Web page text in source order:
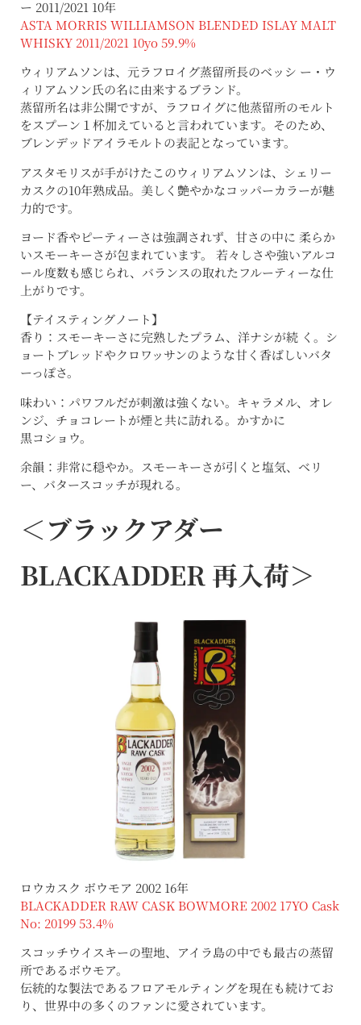
ー 2011/2021 10年
ASTA MORRIS WILLIAMSON BLENDED ISLAY MALT
WHISKY 2011/2021 10yo 59.9%
ウィリアムソンは、元ラフロイグ蒸留所長のベッシ ー・ウ
ィリアムソン氏の名に由来するブランド。
蒸留所名は非公開ですが、ラフロイグに他蒸留所のモルト
をスプーン１杯加えていると言われています。そのため、
ブレンデッドアイラモルトの表記となっています。
アスタモリスが手がけたこのウィリアムソンは、シェリー
カスクの10年熟成品。美しく艶やかなコッパーカラーが魅
力的です。
ヨード香やピーティーさは強調されず、甘さの中に 柔らか
いスモーキーさが包まれています。 若々しさや強いアルコ
ール度数も感じられ、バランスの取れたフルーティーな仕
上がりです。
【テイスティングノート】
香り：スモーキーさに完熟したプラム、洋ナシが続 く。シ
ョートブレッドやクロワッサンのような甘く香ばしいバタ
ーっぽさ。
味わい：パワフルだが刺激は強くない。キャラメル、オレ
ンジ、チョコレートが煙と共に訪れる。かすかに
黒コショウ。
余韻：非常に穏やか。スモーキーさが引くと塩気、ベリ
ー、バタースコッチが現れる。
＜ブラックアダー
BLACKADDER 再入荷＞
ロウカスク ボウモア 2002 16年
BLACKADDER RAW CASK BOWMORE 2002 17YO Cask
No: 20199 53.4%
スコッチウイスキーの聖地、アイラ島の中でも最古の蒸留
所であるボウモア。
伝統的な製法であるフロアモルティングを現在も続けてお
り、世界中の多くのファンに愛されています。